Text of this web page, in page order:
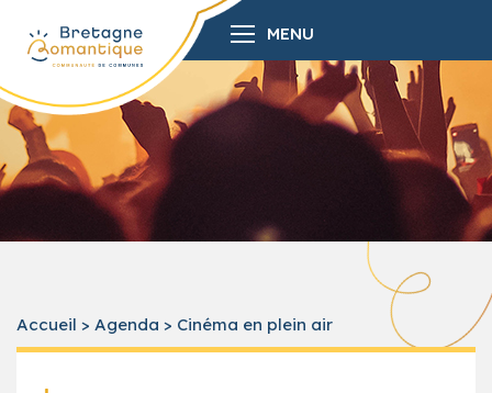
MENU
Accueil > Agenda > Cinéma en plein air